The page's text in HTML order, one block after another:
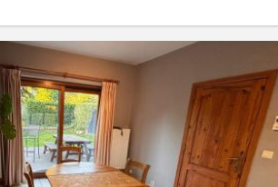
Infos Pratiques
Loyer:
380 €
Charges:
120 €
Durée:
12 mois
Domiciliation:
Acceptée
Aménagement